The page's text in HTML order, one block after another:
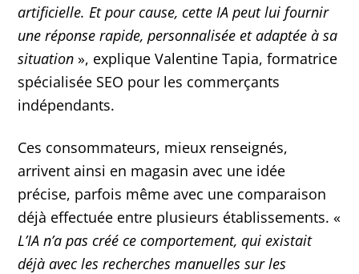
artificielle. Et pour cause, cette IA peut lui fournir
une réponse rapide, personnalisée et adaptée à sa
situation », explique Valentine Tapia, formatrice
spécialisée SEO pour les commerçants
indépendants.
Ces consommateurs, mieux renseignés,
arrivent ainsi en magasin avec une idée
précise, parfois même avec une comparaison
déjà effectuée entre plusieurs établissements. «
L’IA n’a pas créé ce comportement, qui existait
déjà avec les recherches manuelles sur les